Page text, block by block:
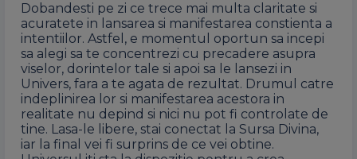
Dobandesti pe zi ce trece mai multa claritate si
acuratete in lansarea si manifestarea constienta a
intentiilor. Astfel, e momentul oportun sa incepi
sa alegi sa te concentrezi cu precadere asupra
viselor, dorintelor tale si apoi sa le lansezi in
Univers, fara a te agata de rezultat. Drumul catre
indeplinirea lor si manifestarea acestora in
realitate nu depind si nici nu pot fi controlate de
tine. Lasa-le libere, stai conectat la Sursa Divina,
iar la final vei fi surprins de ce vei obtine.